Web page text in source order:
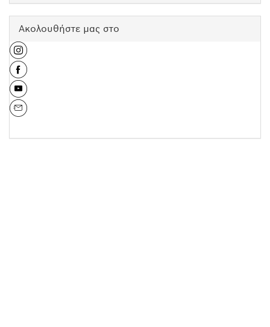
Ακολουθήστε μας στο